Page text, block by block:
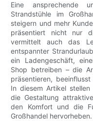
Eine ansprechende
Strandstühle im
steigern und mehr
präsentiert nicht nur
vermittelt auch das
entspannter
ein Ladengeschäft,
Shop betreiben – die
präsentieren,
In diesem Artikel
die Gestaltung
den Komfort und die
Großhandel hervorheben.